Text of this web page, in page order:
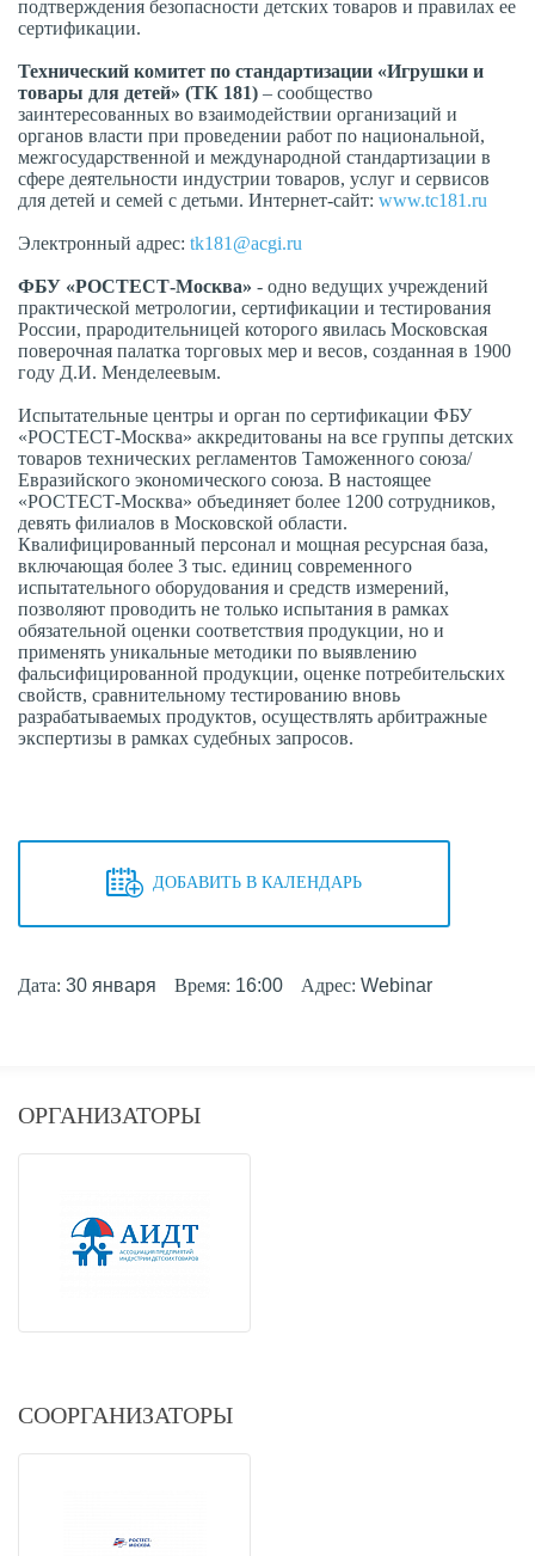
подтверждения безопасности детских товаров и правилах ее
сертификации.
Технический комитет по стандартизации «Игрушки и
товары для детей» (ТК 181) – сообщество
заинтересованных во взаимодействии организаций и
органов власти при проведении работ по национальной,
межгосударственной и международной стандартизации в
сфере деятельности индустрии товаров, услуг и сервисов
для детей и семей с детьми. Интернет-сайт: www.tс181.ru
Электронный адрес: tk181@acgi.ru
ФБУ «РОСТЕСТ-Москва» - одно ведущих учреждений
практической метрологии, сертификации и тестирования
России, прародительницей которого явилась Московская
поверочная палатка торговых мер и весов, созданная в 1900
году Д.И. Менделеевым.
Испытательные центры и орган по сертификации ФБУ
«РОСТЕСТ-Москва» аккредитованы на все группы детских
товаров технических регламентов Таможенного союза/
Евразийского экономического союза. В настоящее
«РОСТЕСТ-Москва» объединяет более 1200 сотрудников,
девять филиалов в Московской области.
Квалифицированный персонал и мощная ресурсная база,
включающая более 3 тыс. единиц современного
испытательного оборудования и средств измерений,
позволяют проводить не только испытания в рамках
обязательной оценки соответствия продукции, но и
применять уникальные методики по выявлению
фальсифицированной продукции, оценке потребительских
свойств, сравнительному тестированию вновь
разрабатываемых продуктов, осуществлять арбитражные
экспертизы в рамках судебных запросов.
ДОБАВИТЬ В КАЛЕНДАРЬ
Дата: 30 января Время: 16:00 Адрес: Webinar
ОРГАНИЗАТОРЫ
СООРГАНИЗАТОРЫ